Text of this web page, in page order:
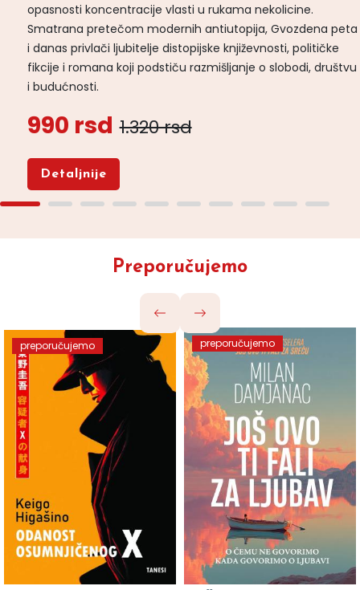
opasnosti koncentracije vlasti u rukama nekolicine.
Smatrana pretečom modernih antiutopija, Gvozdena peta
i danas privlači ljubitelje distopijske književnosti, političke
fikcije i romana koji podstiču razmišljanje o slobodi, društvu
i budućnosti.
990 rsd 1.320 rsd
Detaljnije
Preporučujemo
preporučujemo preporučujemo